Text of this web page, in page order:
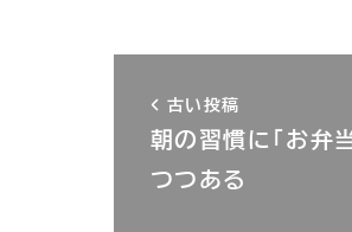
古い投稿
朝の習慣に「お弁
つつある